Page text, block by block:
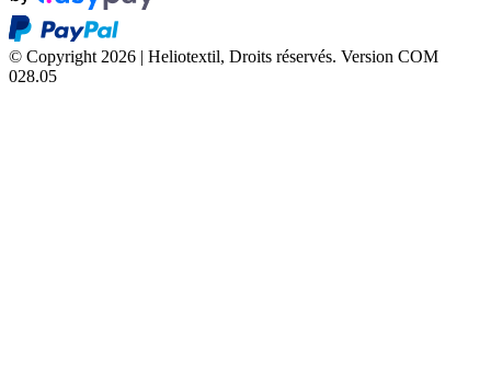
© Copyright 2026 | Heliotextil, Droits réservés. Version COM
028.05